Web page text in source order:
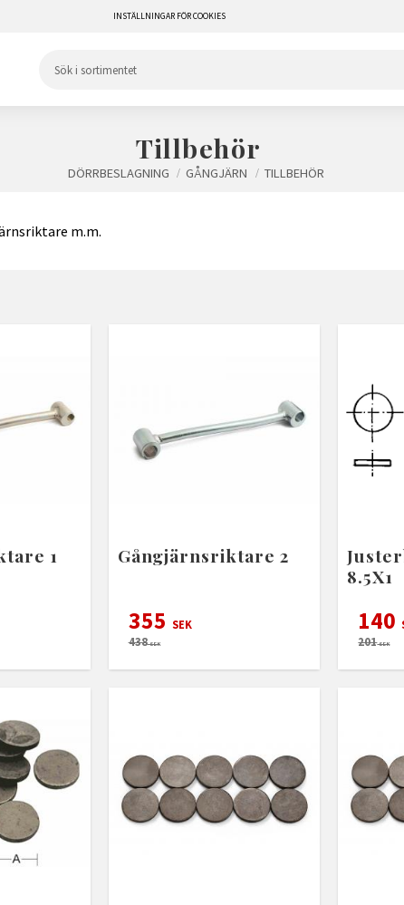
INSTÄLLNINGAR FÖR COOKIES
Tillbehör
DÖRRBESLAGNING GÅNGJÄRN TILLBEHÖR
m.m.
1 Gångjärnsriktare 2
355 SEK
438SEK
8.5X1
140
201SEK